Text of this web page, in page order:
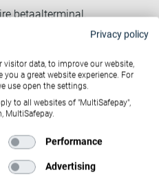
betaalterminal.
met een betaalterminal kunt
toepassingen bedenken.
u bijvoorbeeld
het up-to-date houden van
met de constante stroom
de functionaliteiten met de
Privacy policy
visitor data, to improve our website,
a great website experience. For
use open the settings.
to all websites of "MultiSafepay",
MultiSafepay.
Performance
Advertising